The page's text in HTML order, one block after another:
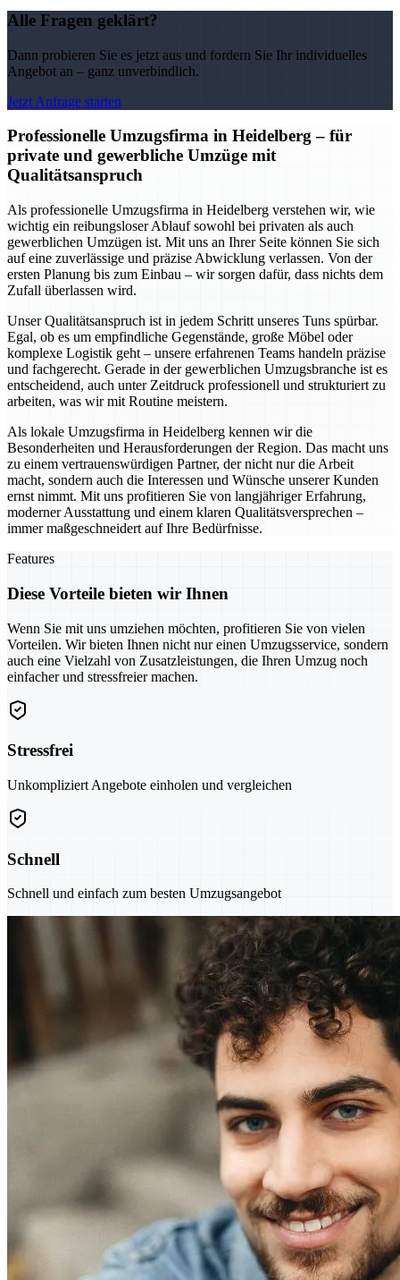
Alle Fragen geklärt?
Dann probieren Sie es jetzt aus und fordern Sie Ihr individuelles
Angebot an – ganz unverbindlich.
Jetzt Anfrage starten
Professionelle Umzugsfirma in Heidelberg – für
private und gewerbliche Umzüge mit
Qualitätsanspruch
Als professionelle Umzugsfirma in Heidelberg verstehen wir, wie
wichtig ein reibungsloser Ablauf sowohl bei privaten als auch
gewerblichen Umzügen ist. Mit uns an Ihrer Seite können Sie sich
auf eine zuverlässige und präzise Abwicklung verlassen. Von der
ersten Planung bis zum Einbau – wir sorgen dafür, dass nichts dem
Zufall überlassen wird.
Unser Qualitätsanspruch ist in jedem Schritt unseres Tuns spürbar.
Egal, ob es um empfindliche Gegenstände, große Möbel oder
komplexe Logistik geht – unsere erfahrenen Teams handeln präzise
und fachgerecht. Gerade in der gewerblichen Umzugsbranche ist es
entscheidend, auch unter Zeitdruck professionell und strukturiert zu
arbeiten, was wir mit Routine meistern.
Als lokale Umzugsfirma in Heidelberg kennen wir die
Besonderheiten und Herausforderungen der Region. Das macht uns
zu einem vertrauenswürdigen Partner, der nicht nur die Arbeit
macht, sondern auch die Interessen und Wünsche unserer Kunden
ernst nimmt. Mit uns profitieren Sie von langjähriger Erfahrung,
moderner Ausstattung und einem klaren Qualitätsversprechen –
immer maßgeschneidert auf Ihre Bedürfnisse.
Features
Diese Vorteile bieten wir Ihnen
Wenn Sie mit uns umziehen möchten, profitieren Sie von vielen
Vorteilen. Wir bieten Ihnen nicht nur einen Umzugsservice, sondern
auch eine Vielzahl von Zusatzleistungen, die Ihren Umzug noch
einfacher und stressfreier machen.
Stressfrei
Unkompliziert Angebote einholen und vergleichen
Schnell
Schnell und einfach zum besten Umzugsangebot